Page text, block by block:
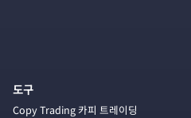
도구
Copy Trading 카피 트레이딩